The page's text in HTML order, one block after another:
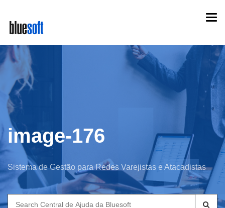
main
content
image-176
Sistema de Gestão para Redes Varejistas e Atacadistas
Search